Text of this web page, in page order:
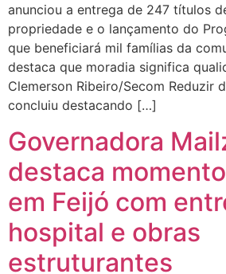
anunciou a entrega de 247 títulos
propriedade e o lançamento do
que beneficiará mil famílias da
destaca que moradia significa
Clemerson Ribeiro/Secom Reduzir
concluiu destacando […]
Governadora
destaca
em Feijó com
hospital e obras
estruturantes